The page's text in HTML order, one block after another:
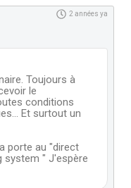
2 années ya
Toujours à
le
conditions
Et surtout un
porte au "direct
system " J'espère